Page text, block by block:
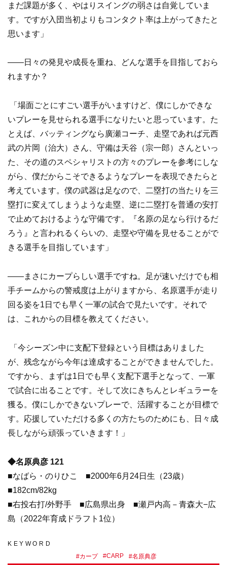
まだ課題が多く、やはりスイングの弱さは自覚していま
す。ですが入団当初よりもコンタクト率は上がってきたと
思います」
——日々の発見や成長を重ね、どんな選手を目指しておら
れますか？
「場面ごとにすごい選手がいますけど、僕にしかできな
いプレーを見せられる選手になりたいと思っています。た
とえば、バッティングなら廣瀬コーチ、走塁であれば元西
武の片岡（治大）さん、守備は天谷（宗一郎）さんといっ
た、その道のスペシャリストの方々のプレーを参考にしな
がら、僕だからこそできるようなプレーを表現できたらと
考えています。僕の武器は足なので、二塁打の当たりを三
塁打に変えてしまうような走塁、逆に二塁打を普通の安打
で止めておけるような守備です。『名原の足なら行けるだ
ろう』と言われるくらいの、走塁や守備を見せることがで
きる選手を目指しています」
——まさにカープらしい選手ですね。足が速いだけでも相
手チームからの警戒度は上がりますから、名原選手が走り
回る姿を1日でも早く一軍の試合で見たいです。それで
は、これからの目標を教えてください。
「今シーズン中に支配下登録という目標はありました
が、残念ながら今年は達成することができませんでした。
ですから、まずは1日でも早く支配下選手となって、一軍
で試合に出ることです。そして次にきちんとレギュラーを
獲る。僕にしかできないプレーで、活躍することが目標で
す。応援していただける多くの方たちのためにも、日々成
長しながら頑張っていきます！」
◆名原典彦 121
■なばら・のりひこ ■2000年6月24日生（23歳）
■182cm/82kg
■右投右打/外野手 ■広島県出身 ■瀬戸内高－青森大−広
島（2022年育成ドラフト1位）
KEYWORD
#カープ #CARP #名原典彦